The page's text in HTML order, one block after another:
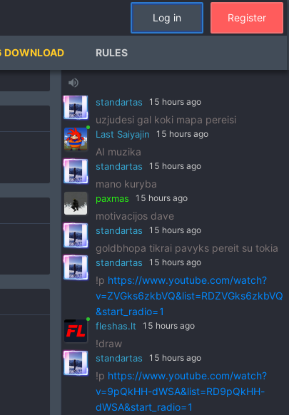
Log in Register
DOWNLOAD RULES
volume_up
standartas 15 hours ago
https://www.youtube.com/watch?
v=pSRWu_QzZwM&list=RDpSRWu_QzZ
wM&start_radio=1
paxmas 15 hours ago
standartas 15 hours ago
uzjudesi gal koki mapa pereisi
Last Saiyajin 15 hours ago
AI muzika
standartas 15 hours ago
mano kuryba
paxmas 15 hours ago
motivacijos dave
standartas 15 hours ago
goldbhopa tikrai pavyks pereit su tokia
standartas 15 hours ago
!p https://www.youtube.com/watch?
v=ZVGks6zkbVQ&list=RDZVGks6zkbVQ
&start_radio=1
fleshas.lt 15 hours ago
!draw
standartas 15 hours ago
!p https://www.youtube.com/watch?
v=9pQkHH-dWSA&list=RD9pQkHH-
dWSA&start_radio=1